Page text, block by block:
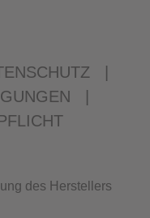
des Herstellers